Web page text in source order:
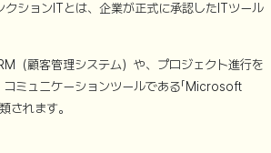
ンクションITとは、企業が正式に承認したITツール
（顧客管理システム）や、プロジェクト進行を
コミュニケーションツールである「Microsoft
されます。